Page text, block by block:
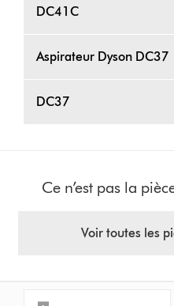
DC41C
Aspirateur Dyson DC37
DC37
Ce n’est pas la
Voir toutes les